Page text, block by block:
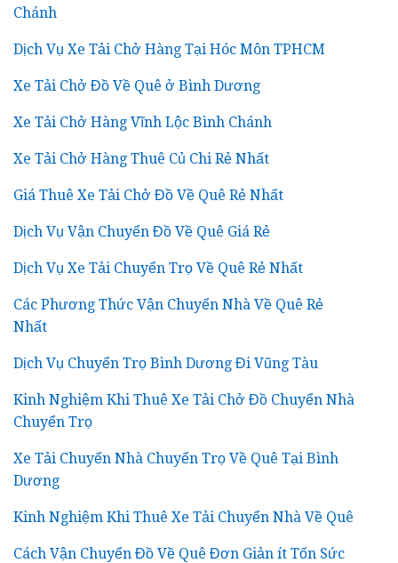
Chánh
Dịch Vụ Xe Tải Chở Hàng Tại Hóc Môn TPHCM
Xe Tải Chở Đồ Về Quê ở Bình Dương
Xe Tải Chở Hàng Vĩnh Lộc Bình Chánh
Xe Tải Chở Hàng Thuê Củ Chi Rẻ Nhất
Giá Thuê Xe Tải Chở Đồ Về Quê Rẻ Nhất
Dịch Vụ Vận Chuyển Đồ Về Quê Giá Rẻ
Dịch Vụ Xe Tải Chuyển Trọ Về Quê Rẻ Nhất
Các Phương Thức Vận Chuyển Nhà Về Quê Rẻ
Nhất
Dịch Vụ Chuyển Trọ Bình Dương Đi Vũng Tàu
Kinh Nghiệm Khi Thuê Xe Tải Chở Đồ Chuyển Nhà
Chuyển Trọ
Xe Tải Chuyển Nhà Chuyển Trọ Về Quê Tại Bình
Dương
Kinh Nghiệm Khi Thuê Xe Tải Chuyển Nhà Về Quê
Cách Vận Chuyển Đồ Về Quê Đơn Giản ít Tốn Sức